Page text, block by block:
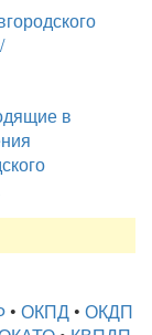
в
• ОКПД • ОКДП